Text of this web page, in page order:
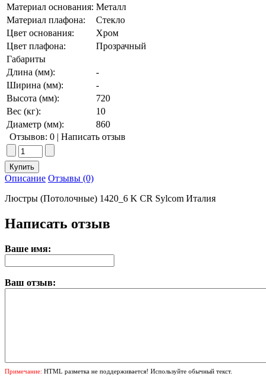
Материал основания: Металл
Материал плафона:
Стекло
Цвет основания:
Хром
Цвет плафона:
Прозрачный
Габариты
Длина (мм):
-
Ширина (мм):
-
Высота (мм):
720
Вес (кг):
10
Диаметр (мм):
860
Отзывов: 0 | Написать отзыв
Описание Отзывы (0)
Люстры (Потолочные) 1420_6 K CR Sylcom Италия
Написать отзыв
Ваше имя:
Ваш отзыв:
Примечание: HTML разметка не поддерживается! Используйте обычный текст.